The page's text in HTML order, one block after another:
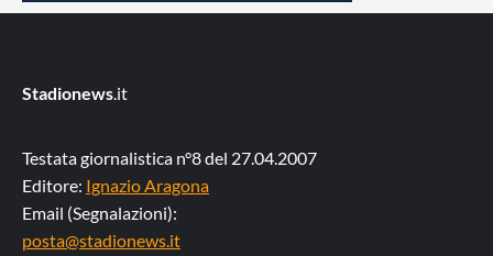
Stadionews.it
Testata giornalistica n°8 del 27.04.2007
Editore: Ignazio Aragona
Email (Segnalazioni):
posta@stadionews.it